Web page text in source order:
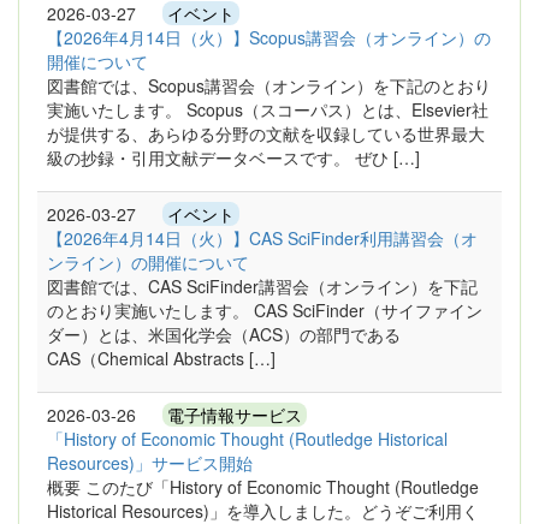
2026-03-27 イベント
【2026年4月14日（火）】Scopus講習会（オンライン）の
開催について
図書館では、Scopus講習会（オンライン）を下記のとおり
実施いたします。 Scopus（スコーパス）とは、Elsevier社
が提供する、あらゆる分野の文献を収録している世界最大
級の抄録・引用文献データベースです。 ぜひ […]
2026-03-27 イベント
【2026年4月14日（火）】CAS SciFinder利用講習会（オ
ンライン）の開催について
図書館では、CAS SciFinder講習会（オンライン）を下記
のとおり実施いたします。 CAS SciFinder（サイファイン
ダー）とは、米国化学会（ACS）の部門である
CAS（Chemical Abstracts […]
2026-03-26 電子情報サービス
「History of Economic Thought (Routledge Historical
Resources)」サービス開始
概要 このたび「History of Economic Thought (Routledge
Historical Resources)」を導入しました。どうぞご利用く